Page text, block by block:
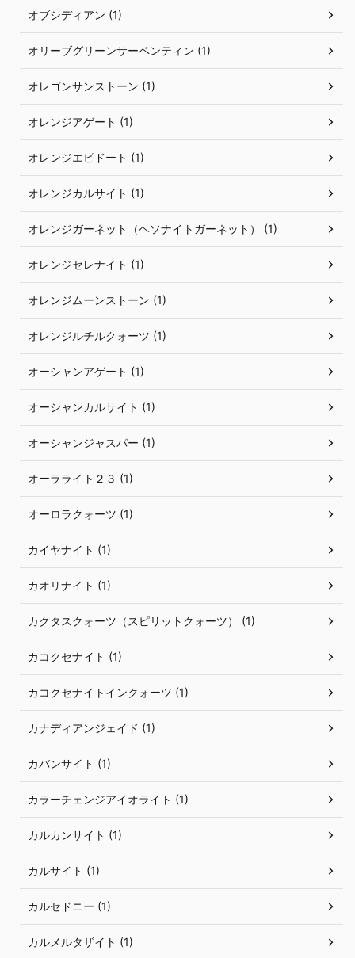
オブシディアン (1)
オリーブグリーンサーペンティン (1)
オレゴンサンストーン (1)
オレンジアゲート (1)
オレンジエピドート (1)
オレンジカルサイト (1)
オレンジガーネット（ヘソナイトガーネット） (1)
オレンジセレナイト (1)
オレンジムーンストーン (1)
オレンジルチルクォーツ (1)
オーシャンアゲート (1)
オーシャンカルサイト (1)
オーシャンジャスパー (1)
オーラライト２３ (1)
オーロラクォーツ (1)
カイヤナイト (1)
カオリナイト (1)
カクタスクォーツ（スピリットクォーツ） (1)
カコクセナイト (1)
カコクセナイトインクォーツ (1)
カナディアンジェイド (1)
カバンサイト (1)
カラーチェンジアイオライト (1)
カルカンサイト (1)
カルサイト (1)
カルセドニー (1)
カルメルタザイト (1)